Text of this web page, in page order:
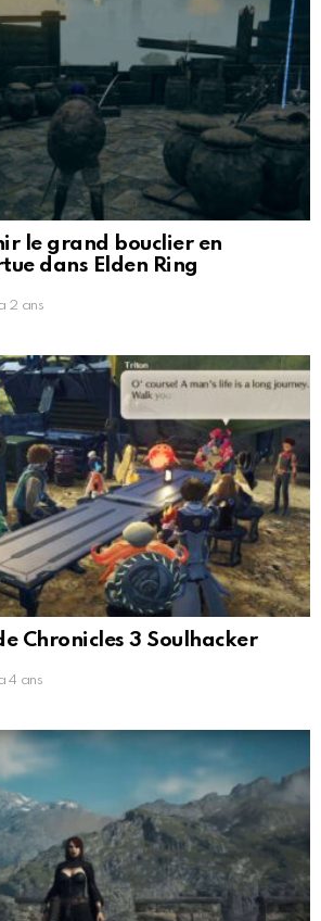
le grand bouclier en
dans Elden Ring
2 ans
Chronicles 3 Soulhacker
4 ans